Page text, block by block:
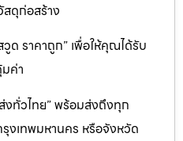
สดุก่อสร้าง
ด ราคาถูก” เพื่อให้คุณได้รับ
ค่า
งทั่วไทย” พร้อมส่งถึงทุก
งเทพมหานคร หรือจังหวัด